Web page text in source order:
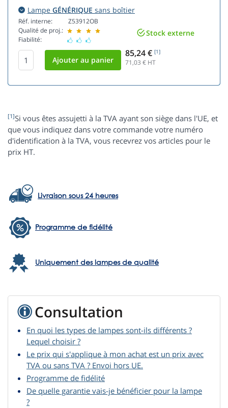
Lampe GÉNÉRIQUE sans boîtier
Réf. interne:
Qualité de proj.:
Fiabilité:
Z53912OB
Stock externe
85,24 € [1]
71,03 € HT
[1]Si vous êtes assujetti à la TVA ayant son siège dans l'UE, et
que vous indiquez dans votre commande votre numéro
d'identification à la TVA, vous recevrez vos articles pour le
prix HT.
Livraison sous 24 heures
Programme de fidélité
Uniquement des lampes de qualité
Consultation
En quoi les types de lampes sont-ils différents ?
Lequel choisir ?
Le prix qui s'applique à mon achat est un prix avec
TVA ou sans TVA ? Envoi hors UE.
Programme de fidélité
De quelle garantie vais-je bénéficier pour la lampe
?